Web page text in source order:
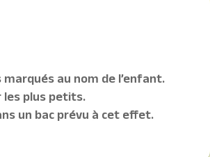
au nom de l’enfant.
les plus petits.
un bac prévu à cet effet.